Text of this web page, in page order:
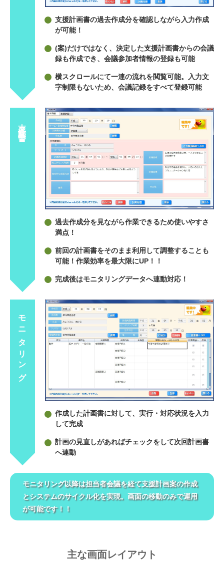
支援計画書の過去作成分を確認しながら入力作成
が可能！
(案)だけではなく、決定した支援計画書からの会議
録も作成でき、会議参加者情報の登録も可能
横スクロールにて一連の流れを閲覧可能。入力文
字制限もないため、会議記録をすべて登録可能
支援計画書
過去作成分を見ながら作業できるため使いやすさ
満点！
前回の計画書をそのまま利用して調整することも
可能！作業効率を最大限にUP！！
完成後はモニタリングデータへ連動対応！
モニタリング
作成した計画書に対して、実行・対応状況を入力
して完成
計画の見直しがあればチェックをして次回計画書
へ連動
モニタリング以降は担当者会議を経て支援計画案の作成
とシステムのサイクル化を実現。画面の移動のみで運用
が可能です！！
主な画面レイアウト